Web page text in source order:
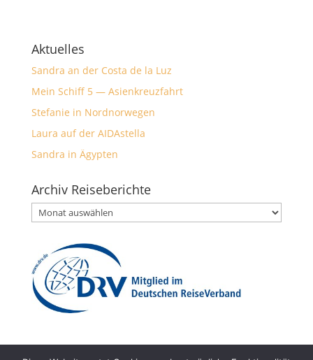
Aktuelles
Sandra an der Costa de la Luz
Mein Schiff 5 — Asienkreuzfahrt
Stefanie in Nordnorwegen
Laura auf der AIDAstella
Sandra in Ägypten
Archiv Reiseberichte
Archiv
Reiseberichte